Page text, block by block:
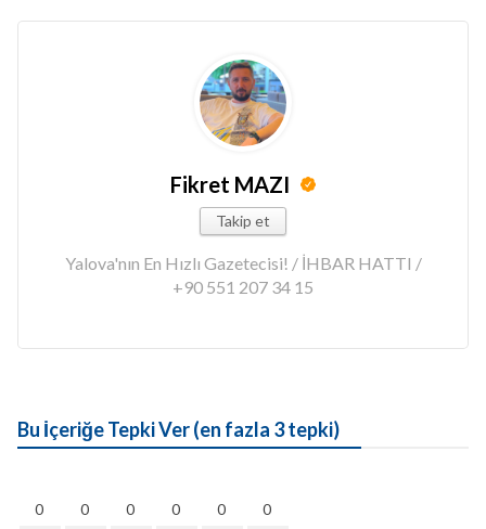
Fikret MAZI
Takip et
Yalova'nın En Hızlı Gazetecisi! / İHBAR HATTI /
+90 551 207 34 15
Bu İçeriğe Tepki Ver (en fazla 3 tepki)
0 0 0 0 0 0